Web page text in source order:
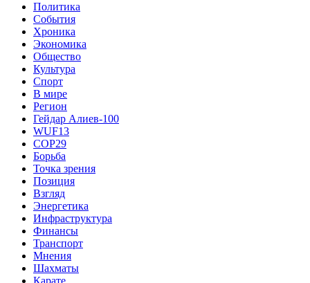
Политика
События
Хроника
Экономика
Общество
Культура
Спорт
В мире
Регион
Гейдар Алиев-100
WUF13
COP29
Борьба
Точка зрения
Позиция
Взгляд
Энергетика
Инфраструктура
Финансы
Транспорт
Мнения
Шахматы
Карате